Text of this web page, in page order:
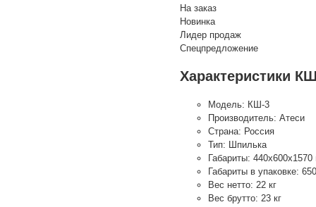
На заказ
Новинка
Лидер продаж
Спецпредложение
Характеристики
Модель: КШ-3
Производитель: Атеси
Страна: Россия
Тип: Шпилька
Габариты:
Габариты в упаковке:
Вес нетто: 22 кг
Вес брутто: 23 кг